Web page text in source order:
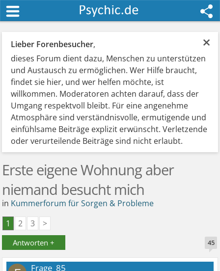
×
Lieber Forenbesucher,
dieses Forum dient dazu, Menschen zu unterstützen
und Austausch zu ermöglichen. Wer Hilfe braucht,
findet sie hier, und wer helfen möchte, ist
willkommen. Moderatoren achten darauf, dass der
Umgang respektvoll bleibt. Für eine angenehme
Atmosphäre sind verständnisvolle, ermutigende und
einfühlsame Beiträge explizit erwünscht. Verletzende
oder verurteilende Beiträge sind nicht erlaubt.
Erste eigene Wohnung aber
niemand besucht mich
in Kummerforum für Sorgen & Probleme
1
2 3 >
Antworten + 45
Frage_85